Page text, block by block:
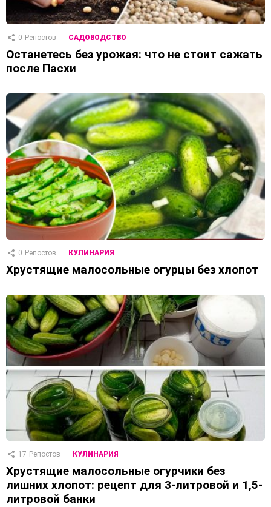
0 Репостов САДОВОДСТВО
Останетесь без урожая: что не стоит сажать
после Пасхи
0 Репостов КУЛИНАРИЯ
Хрустящие малосольные огурцы без хлопот
17 Репостов КУЛИНАРИЯ
Хрустящие малосольные огурчики без
лишних хлопот: рецепт для 3-литровой и 1,5-
литровой банки